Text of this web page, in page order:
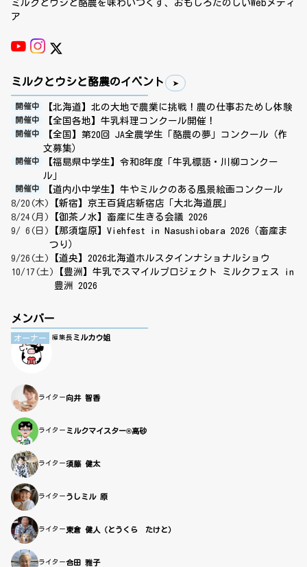
ミルクとウシと酪農を味わいつくす、おもしろたのしいWebメディ
ア
ミルクとウシと酪農のイベント
開催中 【北海道】北の大地で農業に挑戦！農の仕事おためし体験
開催中 【全国各地】牛乳料理コンクール開催！
開催中
【全国】第20回 JA全農学生「酪農の夢」コンクール（作
文募集）
開催中
【福島県中学生】令和8年度「牛乳標語・川柳コンクー
ル」
開催中
【道内小中学生】牛やミルクのある風景絵画コンクール
8/20(木)
【新宿】京王百貨店新宿店「大北海道展」
8/24(月)
【御茶ノ水】畜産に生きる会議 2026
9/ 6(日)
【那須塩原】Viehfest in Nasushiobara 2026（畜産ま
つり）
9/26(土)
【道央】2026北海道ホルスタインナショナルショウ
10/17(土)
【豊洲】牛乳でスマイルプロジェクト ミルクフェス in
豊洲 2026
メンバー
オーナー 編集長 ミルカウ姐
ライター 向井 智香
ライター ミルクマイスター®高砂
ライター須藤 健太
ライター うしミル 原
ライター 東倉 健人（とうくら たけと）
ライター合田 雅子